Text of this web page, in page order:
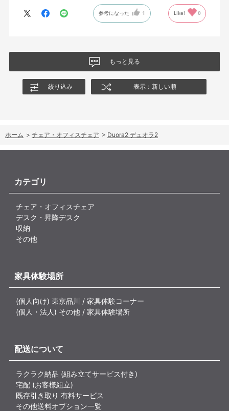
参考になった 1 Like! 0
もっと見る
絞り込み 表示：新しい順
ホーム > チェア・オフィスチェア > Duora2 デュオラ2
カテゴリ
チェア・オフィスチェア
デスク・昇降デスク
収納
その他
家具体験場所
(個人向け) 東京品川 / 家具体験コーナー
(個人・法人) その他 / 家具体験場所
配送について
ラクラク納品 (組み立てサービス付き)
宅配 (お客様組立)
既存引き取り 有料サービス
その他送料オプション一覧